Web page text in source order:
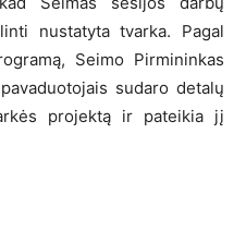
nustatyta tvarka. Pagal
Seimo Pirmininkas
sudaro detalų
projektą ir pateikia jį